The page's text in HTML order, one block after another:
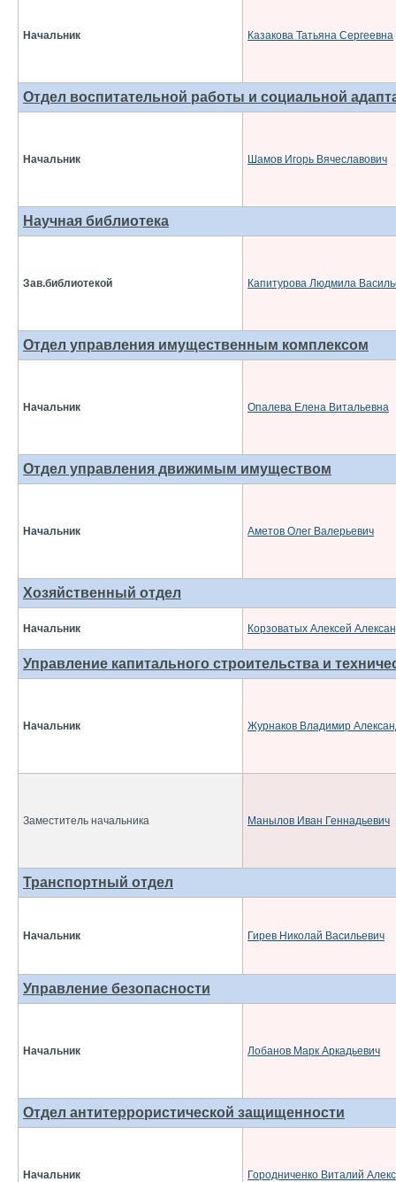
Начальник Казакова Татьяна Сергеевна
Отдел воспитательной работы и социальной
Начальник Шамов Игорь Вячеславович
Научная библиотека
Зав.библиотекой Капитурова Людмила
Отдел управления имущественным комплексом
Начальник Опалева Елена Витальевна
Отдел управления движимым имуществом
Начальник Аметов Олег Валерьевич
Хозяйственный отдел
Начальник Корзоватых Алексей
Управление капитального строительства и
Начальник Журнаков Владимир
Заместитель начальника Манылов Иван Геннадьевич
Транспортный отдел
Начальник Гирев Николай Васильевич
Управление безопасности
Начальник Лобанов Марк Аркадьевич
Отдел антитеррористической защищенности
Начальник Городниченко Виталий